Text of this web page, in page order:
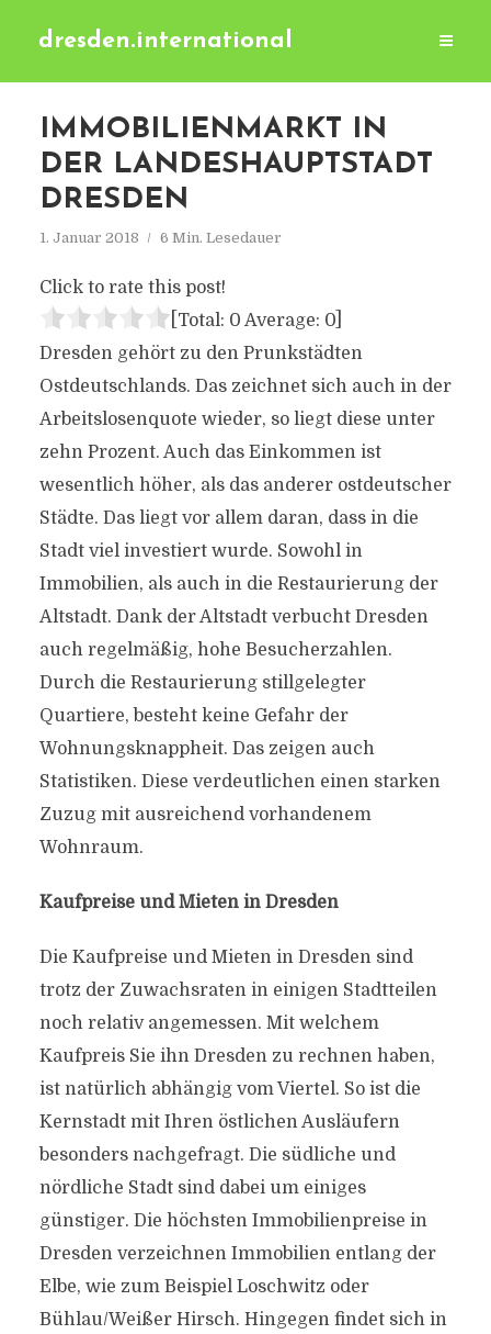
dresden.international
IMMOBILIENMARKT IN
DER LANDESHAUPTSTADT
DRESDEN
1. Januar 2018 6 Min. Lesedauer
Click to rate this post!
[Total: 0 Average: 0]
Dresden gehört zu den Prunkstädten
Ostdeutschlands. Das zeichnet sich auch in der
Arbeitslosenquote wieder, so liegt diese unter
zehn Prozent. Auch das Einkommen ist
wesentlich höher, als das anderer ostdeutscher
Städte. Das liegt vor allem daran, dass in die
Stadt viel investiert wurde. Sowohl in
Immobilien, als auch in die Restaurierung der
Altstadt. Dank der Altstadt verbucht Dresden
auch regelmäßig, hohe Besucherzahlen.
Durch die Restaurierung stillgelegter
Quartiere, besteht keine Gefahr der
Wohnungsknappheit. Das zeigen auch
Statistiken. Diese verdeutlichen einen starken
Zuzug mit ausreichend vorhandenem
Wohnraum.
Kaufpreise und Mieten in Dresden
Die Kaufpreise und Mieten in Dresden sind
trotz der Zuwachsraten in einigen Stadtteilen
noch relativ angemessen. Mit welchem
Kaufpreis Sie ihn Dresden zu rechnen haben,
ist natürlich abhängig vom Viertel. So ist die
Kernstadt mit Ihren östlichen Ausläufern
besonders nachgefragt. Die südliche und
nördliche Stadt sind dabei um einiges
günstiger. Die höchsten Immobilienpreise in
Dresden verzeichnen Immobilien entlang der
Elbe, wie zum Beispiel Loschwitz oder
Bühlau/Weißer Hirsch. Hingegen findet sich in